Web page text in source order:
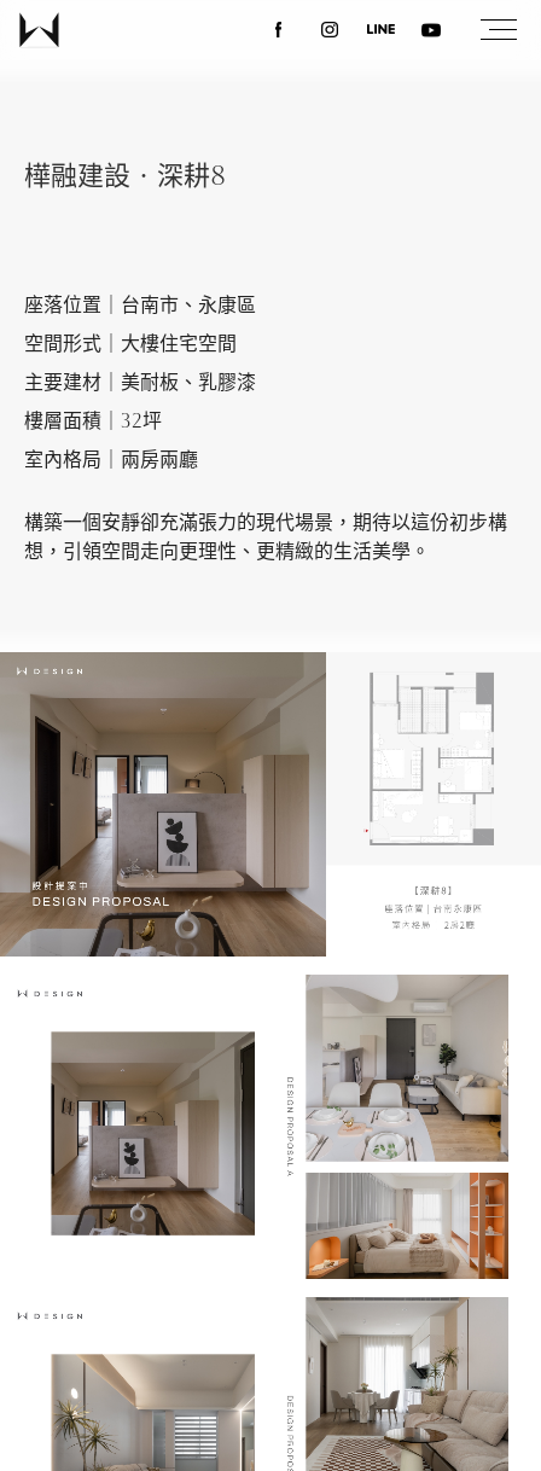
聯絡我們
樺融建設‧深耕8
座落位置｜台南市、永康區
空間形式｜大樓住宅空間
主要建材｜美耐板、乳膠漆
樓層面積｜32坪
室內格局｜兩房兩廳
構築一個安靜卻充滿張力的現代場景，期待以這份初步構
想，引領空間走向更理性、更精緻的生活美學。